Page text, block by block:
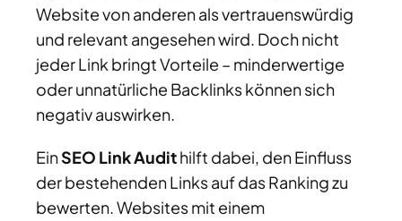
Website von anderen als vertrauenswürdig
und relevant angesehen wird. Doch nicht
jeder Link bringt Vorteile – minderwertige
oder unnatürliche Backlinks können sich
negativ auswirken.
EinSEO Link Audithilft dabei, den Einfluss
der bestehenden Links auf das Ranking zu
bewerten. Websites mit einem